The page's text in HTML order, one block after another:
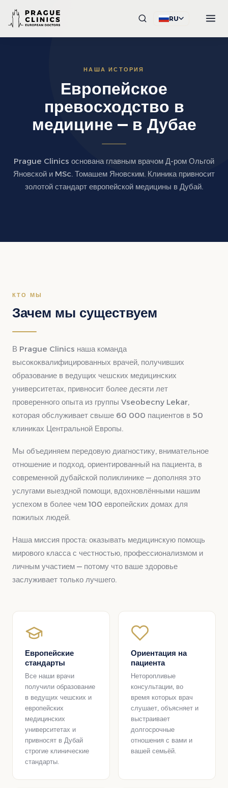
RU
НАША ИСТОРИЯ
Европейское
превосходство в
медицине — в Дубае
Prague Clinics основана главным врачом Д-ром Ольгой
Яновской и MSc. Томашем Яновским. Клиника привносит
золотой стандарт европейской медицины в Дубай.
КТО МЫ
Зачем мы существуем
В Prague Clinics наша команда
высококвалифицированных врачей, получивших
образование в ведущих чешских медицинских
университетах, привносит более десяти лет
проверенного опыта из группы Vseobecny Lekar,
которая обслуживает свыше 60 000 пациентов в 50
клиниках Центральной Европы.
Мы объединяем передовую диагностику, внимательное
отношение и подход, ориентированный на пациента, в
современной дубайской поликлинике — дополняя это
услугами выездной помощи, вдохновлёнными нашим
успехом в более чем 100 европейских домах для
пожилых людей.
Наша миссия проста: оказывать медицинскую помощь
мирового класса с честностью, профессионализмом и
личным участием — потому что ваше здоровье
заслуживает только лучшего.
Европейские
стандарты
Все наши врачи
получили образование
в ведущих чешских и
европейских
медицинских
университетах и
привносят в Дубай
строгие клинические
стандарты.
Ориентация на
пациента
Неторопливые
консультации, во
время которых врач
слушает, объясняет и
выстраивает
долгосрочные
отношения с вами и
вашей семьёй.